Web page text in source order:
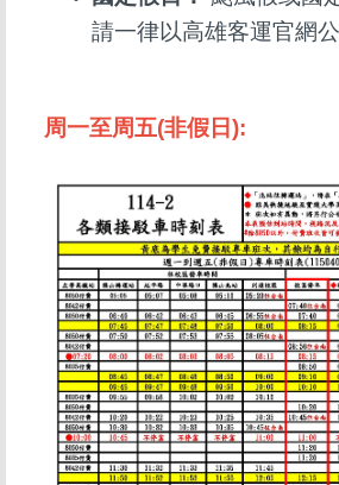
請一律以高雄客運官網公
周一至周五(非假日):